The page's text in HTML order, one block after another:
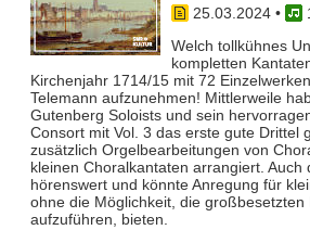
25.03.2024•
Welch tollkühnes
kompletten
Kirchenjahr 1714/15 mit 72
Telemann aufzunehmen! Mittlerweile
Gutenberg Soloists und sein
Consort mit Vol. 3 das erste gute Drittel
zusätzlich Orgelbearbeitungen von
kleinen Choralkantaten arrangiert. Auch
hörenswert und könnte Anregung für
ohne die Möglichkeit, die großbesetzten
aufzuführen, bieten.